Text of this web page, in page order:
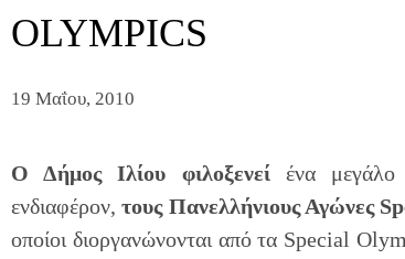
OLYMPICS
19 Μαΐου, 2010
Ο Δήμος Ιλίου φιλοξενείένα μεγάλο
ενδιαφέρον,τους Πανελλήνιους Αγώνες
οποίοι διοργανώνονται από τα Special